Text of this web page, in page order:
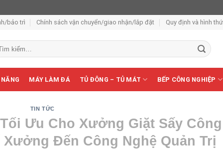
bảo trì Chính sách vận chuyển/giao nhận/lắp đặt Quy định và hình
MÁY LÀM ĐÁ TỦ ĐÔNG – TỦ MÁT BẾP CÔNG NGHIỆP
TIN TỨC
Ưu Cho Xưởng Giặt Sấy Công
Đến Công Nghệ Quản Trị